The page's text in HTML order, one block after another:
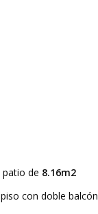
de 8.16m2
con doble balcón